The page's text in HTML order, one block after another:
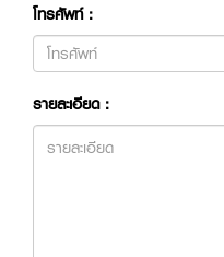
โทรศัพท์ :
รายละเอียด :